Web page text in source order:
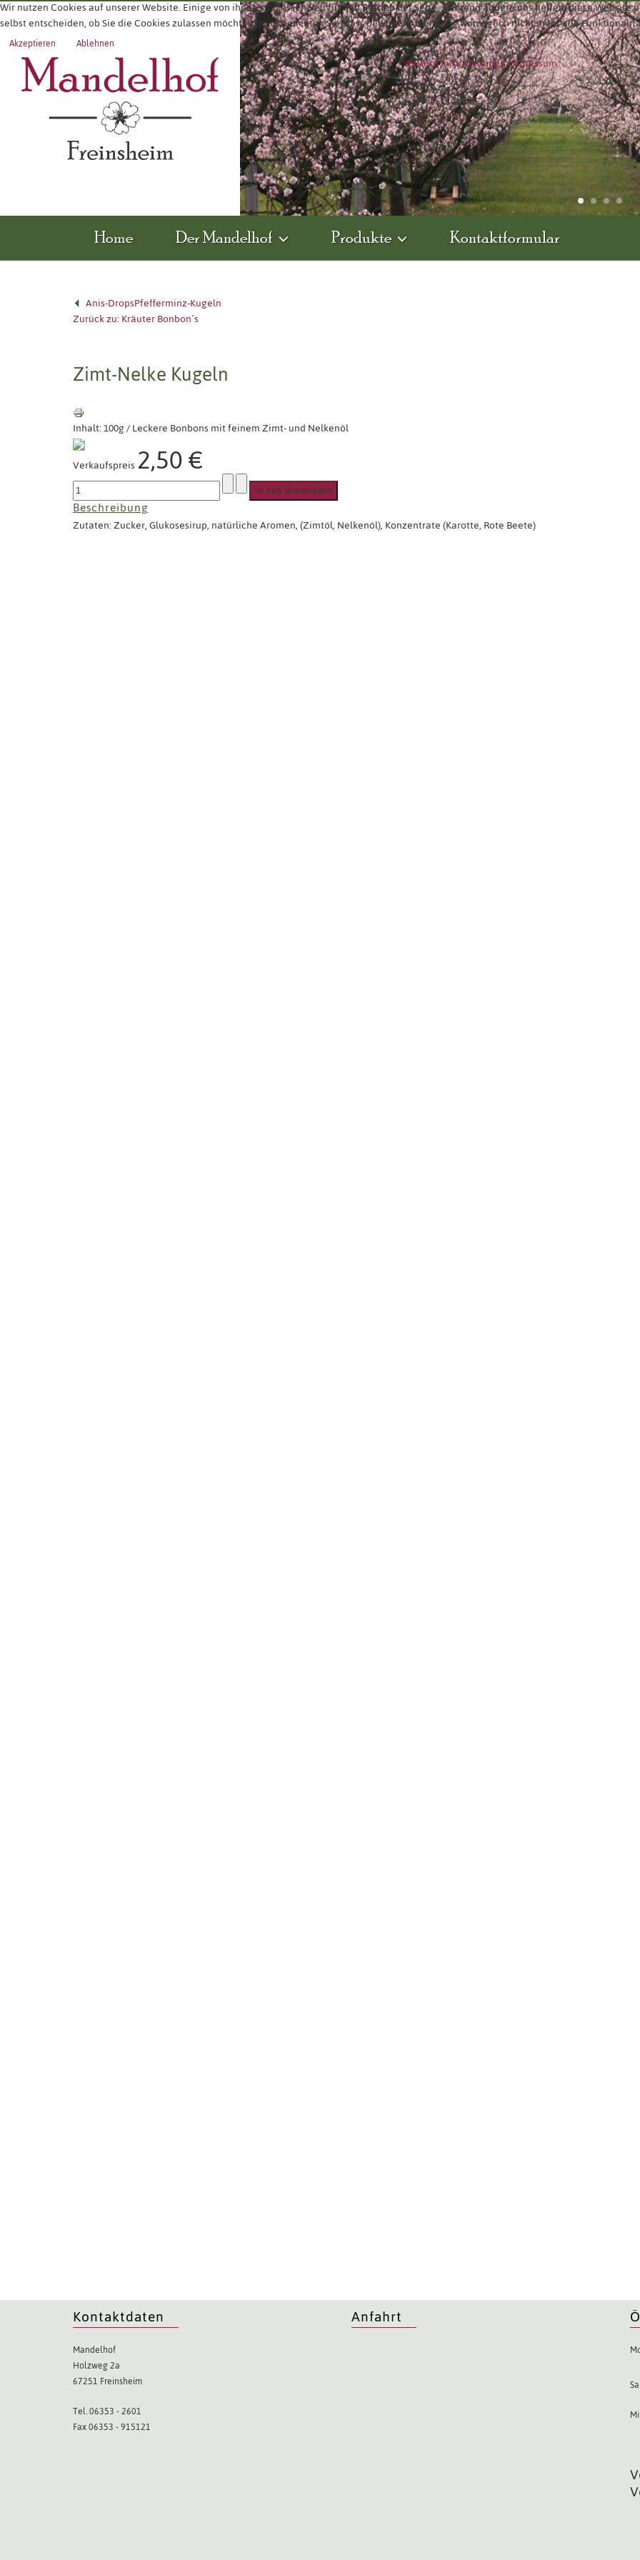
Home Der Mandelhof Produkte Kontaktformular
Anis-DropsPfefferminz-Kugeln
Zurück zu: Kräuter Bonbon´s
Zimt-Nelke Kugeln
Inhalt: 100g / Leckere Bonbons mit feinem Zimt- und Nelkenöl
Verkaufspreis2,50 €
Beschreibung
Zutaten: Zucker, Glukosesirup, natürliche Aromen, (Zimtöl, Nelkenöl), Konzentrate (Karotte, Rote Beete)
Kontaktdaten
Mandelhof
Holzweg 2a
67251 Freinsheim
Tel. 06353 - 2601
Fax 06353 - 915121
Anfahrt
Wir nutzen Cookies auf unserer Website. Einige von ihnen sind essenziell für den Betrieb der Seite, während andere uns helfen, diese
selbst entscheiden, ob Sie die Cookies zulassen möchten. Bitte beachten Sie, dass bei einer Ablehnung womöglich nicht mehr alle
Akzeptieren Ablehnen
Weitere InformationenImpressum